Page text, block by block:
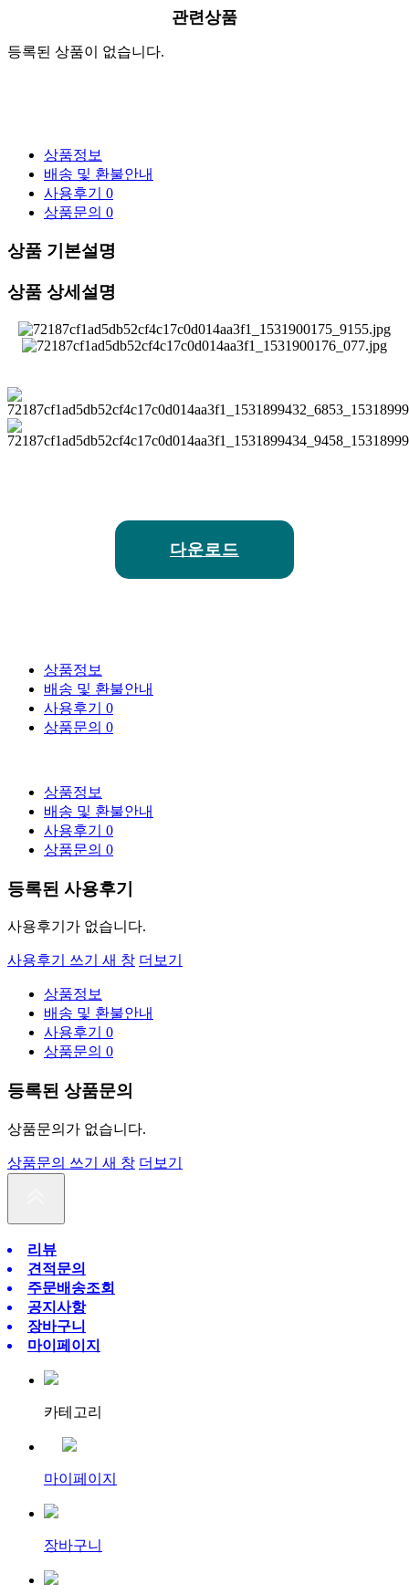
관련상품
등록된 상품이 없습니다.
상품정보
배송 및 환불안내
사용후기 0
상품문의 0
상품 기본설명
상품 상세설명
다운로드
상품정보
배송 및 환불안내
사용후기 0
상품문의 0
상품정보
배송 및 환불안내
사용후기 0
상품문의 0
등록된 사용후기
사용후기가 없습니다.
사용후기 쓰기 새 창 더보기
상품정보
배송 및 환불안내
사용후기 0
상품문의 0
등록된 상품문의
상품문의가 없습니다.
상품문의 쓰기 새 창 더보기
리뷰
견적문의
주문배송조회
공지사항
장바구니
마이페이지
카테고리
마이페이지
장바구니